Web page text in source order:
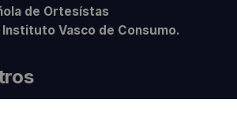
de Ortesístas
Vasco de Consumo.